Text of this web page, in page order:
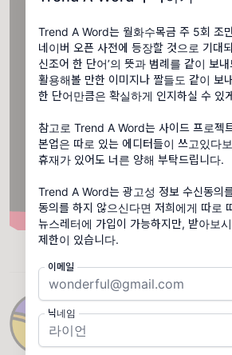
Trend A Word는 월화수목금 주 5회 조
네이버 오픈 사전에 등장할 것으로 기대
신조어 한 단어’의 뜻과 범례를 같이 보
활용해볼 만한 이미지나 짤들도 같이 보
한 단어만큼은 확실하게 인지하실 수 있
참고로 Trend A Word는 사이드 프로젝
본업은 따로 있는 에디터들이 쓰고있다
휴재가 있어도 너른 양해 부탁드립니다.
Trend A Word는 광고성 정보 수신동의
동의를 하지 않으신다면 저희에게 따로
뉴스레터에 가입이 가능하지만, 받아보
제한이 있습니다.
이메일
닉네임